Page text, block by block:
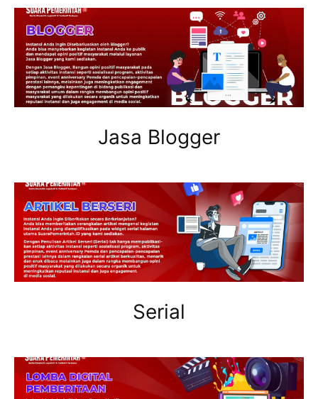
Jasa Blogger
Serial